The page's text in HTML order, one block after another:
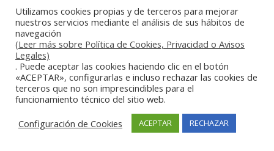
COCINAS MOBILIARIO MAQUINARIA PARA CHALETS CASAS
COCINAS MOBILIARIO MAQUINARIA RESTAURANTES
cocinas mobiliario para furgonetas restaurante
COCINAS MOBILIARIO PERSONALIZADO MADRID
COCINAS MODERNAS
COCINAS MODERNAS BONITAS CON MOBILIARIO DE ACERO
INOXIDABLE EN MADRID
COCINAS MODERNAS BONITAS EN MADRID
COCINAS MODERNAS BONITAS MADRID
COCINAS MODERNAS CON ENCANTO MADRID
Utilizamos cookies propias y de terceros para mejorar
nuestros servicios mediante el análisis de sus hábitos de
navegación
(Leer más sobre Política de Cookies, Privacidad o Avisos
Legales)
. Puede aceptar las cookies haciendo clic en el botón
«ACEPTAR», configurarlas e incluso rechazar las cookies de
terceros que no son imprescindibles para el
funcionamiento técnico del sitio web.
Configuración de Cookies
ACEPTAR RECHAZAR